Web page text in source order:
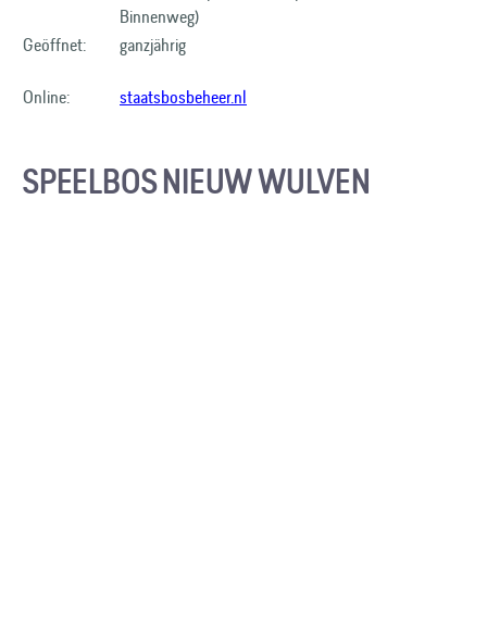
Binnenweg)
Geöffnet:
ganzjährig
Online: staatsbosbeheer.nl
SPEELBOS NIEUW WULVEN